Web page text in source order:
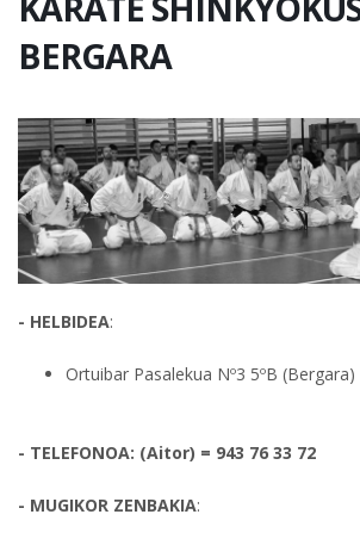
BERGARA
- HELBIDEA:
Ortuibar Pasalekua Nº3 5ºB (Bergara)
- TELEFONOA: (Aitor) = 943 76 33 72
- MUGIKOR ZENBAKIA: